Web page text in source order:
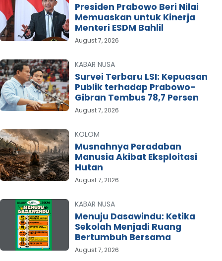
Presiden Prabowo Beri Nilai
Memuaskan untuk Kinerja
Menteri ESDM Bahlil
August 7, 2026
KABAR NUSA
Survei Terbaru LSI: Kepuasan
Publik terhadap Prabowo-
Gibran Tembus 78,7 Persen
August 7, 2026
KOLOM
Musnahnya Peradaban
Manusia Akibat Eksploitasi
Hutan
August 7, 2026
KABAR NUSA
Menuju Dasawindu: Ketika
Sekolah Menjadi Ruang
Bertumbuh Bersama
August 7, 2026